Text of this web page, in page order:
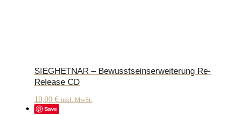
SIEGHETNAR – Bewusstseinserweiterung Re-
Release CD
10,00 € inkl. MwSt.
Save